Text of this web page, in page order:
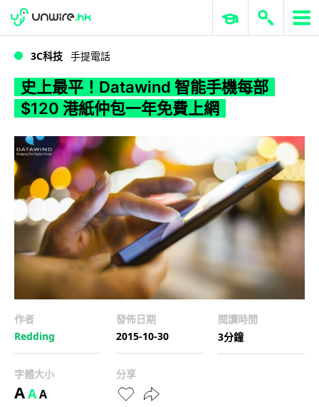
WWDC 2026 ERP 與商業 AI
3C科技 手提電話
史上最平！Datawind 智能手機每部
$120 港紙仲包一年免費上網
作者
Redding
發佈日期
2015-10-30
閱讀時間
3分鐘
字體大小
AAA
分享